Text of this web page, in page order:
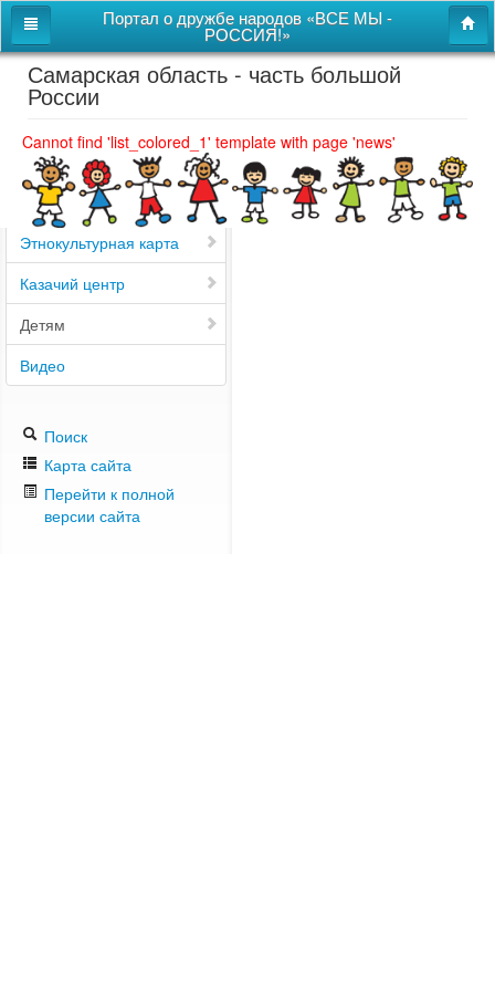
Портал о дружбе народов «ВСЕ МЫ -
РОССИЯ!»
Главная
Новости
СВОи
Этнокультурная карта
Казачий центр
Детям
Видео
Поиск
Карта сайта
Перейти к полной
версии сайта
Самарская область - часть большой
России
Cannot find 'list_colored_1' template with page 'news'